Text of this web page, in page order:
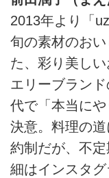
2013年より「
旬の素材のお
た、彩り美し
エリーブラン
代で「本当に
決意。料理の
約制だが、不
細はインスタ